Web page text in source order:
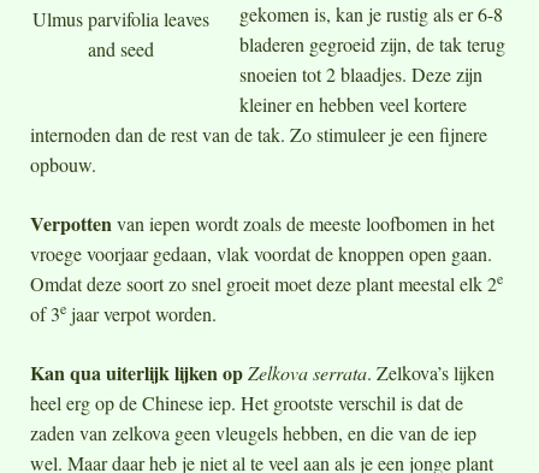
Ulmus parvifolia leaves
and seed
gekomen is, kan je rustig als er 6-8
bladeren gegroeid zijn, de tak terug
snoeien tot 2 blaadjes. Deze zijn
kleiner en hebben veel kortere
internoden dan de rest van de tak. Zo stimuleer je een fijnere
opbouw.
Verpottenvan iepen wordt zoals de meeste loofbomen in het
vroege voorjaar gedaan, vlak voordat de knoppen open gaan.
Omdat deze soort zo snel groeit moet deze plant meestal elk 2e
of 3e jaar verpot worden.
Kan qua uiterlijk lijken opZelkova serrata. Zelkova’s lijken
heel erg op de Chinese iep. Het grootste verschil is dat de
zaden van zelkova geen vleugels hebben, en die van de iep
wel. Maar daar heb je niet al te veel aan als je een jonge plant